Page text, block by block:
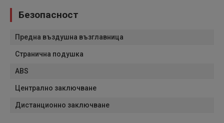
Безопасност
Предна въздушна възглавница
Странична подушка
ABS
Централно заключване
Дистанционно заключване